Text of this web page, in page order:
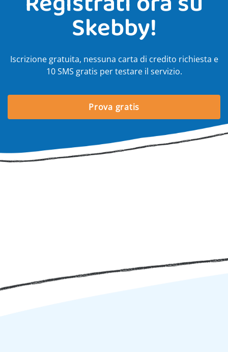
Skebby!
Iscrizione gratuita, nessuna carta di credito richiesta e
10 SMS gratis per testare il servizio.
Prova gratis